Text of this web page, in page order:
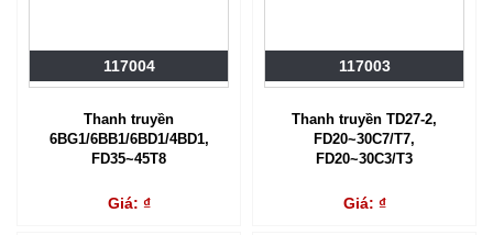
117004
Thanh truyền
6BG1/6BB1/6BD1/4BD1,
FD35~45T8
Giá: ₫
117003
Thanh truyền TD27-2,
FD20~30C7/T7,
FD20~30C3/T3
Giá: ₫